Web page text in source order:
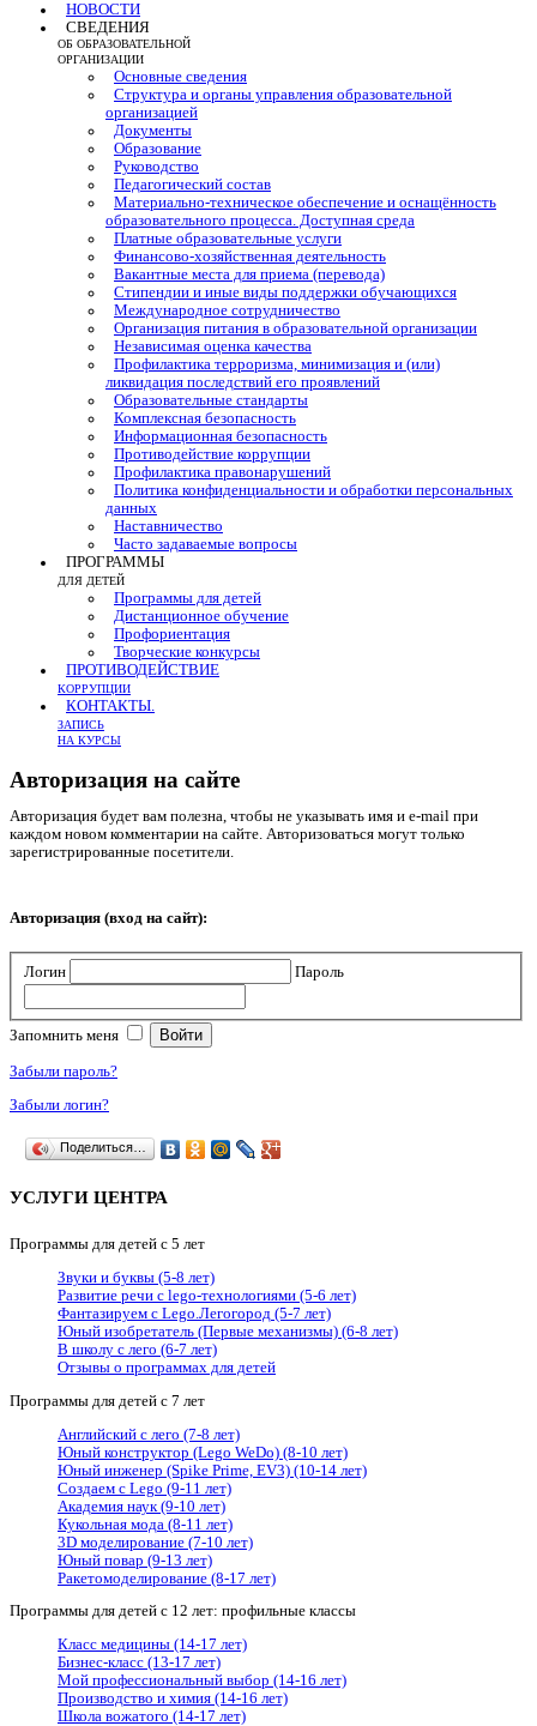
НОВОСТИ
СВЕДЕНИЯ
ОБ ОБРАЗОВАТЕЛЬНОЙ
ОРГАНИЗАЦИИ
Основные сведения
Структура и органы управления образовательной
организацией
Документы
Образование
Руководство
Педагогический состав
Материально-техническое обеспечение и оснащённость
образовательного процесса. Доступная среда
Платные образовательные услуги
Финансово-хозяйственная деятельность
Вакантные места для приема (перевода)
Стипендии и иные виды поддержки обучающихся
Международное сотрудничество
Организация питания в образовательной организации
Независимая оценка качества
Профилактика терроризма, минимизация и (или)
ликвидация последствий его проявлений
Образовательные стандарты
Комплексная безопасность
Информационная безопасность
Противодействие коррупции
Профилактика правонарушений
Политика конфиденциальности и обработки персональных
данных
Наставничество
Часто задаваемые вопросы
ПРОГРАММЫ
ДЛЯ ДЕТЕЙ
Программы для детей
Дистанционное обучение
Профориентация
Творческие конкурсы
ПРОТИВОДЕЙСТВИЕ
КОРРУПЦИИ
КОНТАКТЫ.
ЗАПИСЬ
НА КУРСЫ
Авторизация на сайте
Авторизация будет вам полезна, чтобы не указывать имя и e-mail при
каждом новом комментарии на сайте. Авторизоваться могут только
зарегистрированные посетители.
Авторизация (вход на сайт):
Логин Пароль
Запомнить меня
Забыли пароль?
Забыли логин?
Поделиться…
УСЛУГИ ЦЕНТРА
Программы для детей с 5 лет
Звуки и буквы (5-8 лет)
Развитие речи с lego-технологиями (5-6 лет)
Фантазируем с Lego.Легогород (5-7 лет)
Юный изобретатель (Первые механизмы) (6-8 лет)
В школу с лего (6-7 лет)
Отзывы о программах для детей
Программы для детей с 7 лет
Английский с лего (7-8 лет)
Юный конструктор (Lego WeDo) (8-10 лет)
Юный инженер (Spike Prime, EV3) (10-14 лет)
Создаем с Lego (9-11 лет)
Академия наук (9-10 лет)
Кукольная мода (8-11 лет)
3D моделирование (7-10 лет)
Юный повар (9-13 лет)
Ракетомоделирование (8-17 лет)
Программы для детей с 12 лет: профильные классы
Класс медицины (14-17 лет)
Бизнес-класс (13-17 лет)
Мой профессиональный выбор (14-16 лет)
Производство и химия (14-16 лет)
Школа вожатого (14-17 лет)